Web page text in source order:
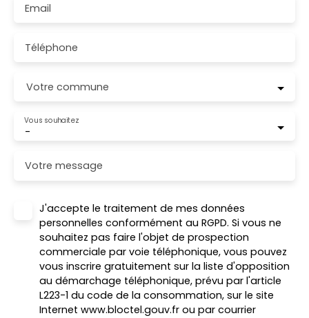
Email
Téléphone
Votre commune
-
Vous souhaitez
Votre message
J'accepte le traitement de mes données
personnelles conformément au RGPD. Si vous ne
souhaitez pas faire l'objet de prospection
commerciale par voie téléphonique, vous pouvez
vous inscrire gratuitement sur la liste d'opposition
au démarchage téléphonique, prévu par l'article
L223-1 du code de la consommation, sur le site
Internet www.bloctel.gouv.fr ou par courrier